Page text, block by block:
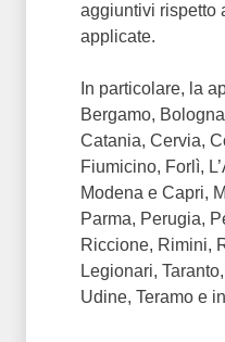
aggiuntivi rispetto
applicate.
In particolare, la
Bergamo,
Catania, Cervia,
Fiumicino, Forlì,
Modena e Capri,
Parma, Perugia,
Riccione, Rimini,
Legionari,
Udine, Teramo e